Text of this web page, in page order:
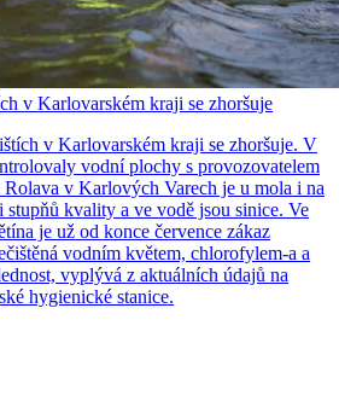
v Karlovarském kraji se zhoršuje
v Karlovarském kraji se zhoršuje. V
vodní plochy s provozovatelem
v Karlových Varech je u mola i na
stupňů kvality a ve vodě jsou sinice. Ve
je už od konce července zákaz
vodním květem, chlorofylem-a a
vyplývá z aktuálních údajů na
hygienické stanice.